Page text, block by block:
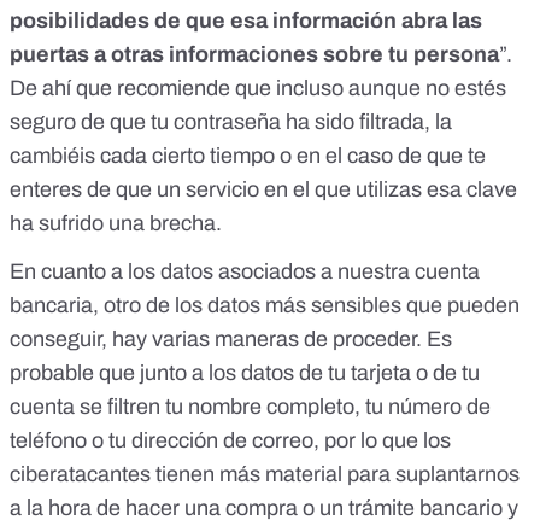
posibilidades de que esa información abra las
puertas a otras informaciones sobre tu persona”.
De ahí que recomiende que incluso aunque no estés
seguro de que tu contraseña ha sido filtrada, la
cambiéis cada cierto tiempo o en el caso de que te
enteres de que un servicio en el que utilizas esa clave
ha sufrido una brecha.
En cuanto a los datos asociados a nuestra cuenta
bancaria, otro de los datos más sensibles que pueden
conseguir, hay varias maneras de proceder. Es
probable que junto a los datos de tu tarjeta o de tu
cuenta se filtren tu nombre completo, tu número de
teléfono o tu dirección de correo, por lo que los
ciberatacantes tienen más material para suplantarnos
a la hora de hacer una compra o un trámite bancario y